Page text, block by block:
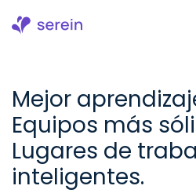
Mejor
Equipos más
Lugares de
inteligentes.